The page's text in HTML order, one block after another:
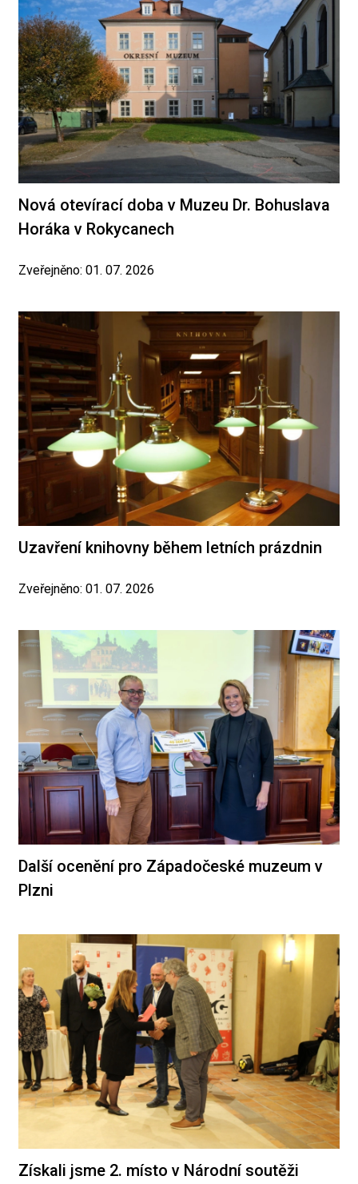
Nová otevírací doba v Muzeu Dr. Bohuslava
Horáka v Rokycanech
Zveřejněno: 01. 07. 2026
Uzavření knihovny během letních prázdnin
Zveřejněno: 01. 07. 2026
Další ocenění pro Západočeské muzeum v
Plzni
Získali jsme 2. místo v Národní soutěži